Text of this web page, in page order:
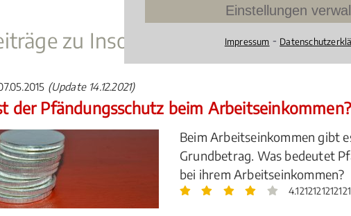
zu Insolvenzrecht
(Update 14.12.2021)
der Pfändungsschutz beim Arbeitseinkommen?
Beim Arbeitseinkommen gibt
Grundbetrag. Was bedeutet
bei ihrem Arbeitseinkommen?
Einstellungen
Impressum ⁃